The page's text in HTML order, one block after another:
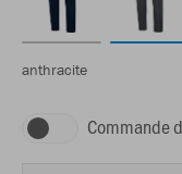
anthracite
Commande